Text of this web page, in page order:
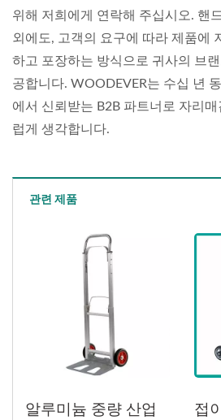
위해 저희에게 연락해 주십시오. 핸
외에도, 고객의 요구에 따라 제품에
하고 포장하는 방식으로 귀사의 브
공합니다. WOODEVER는 수십 년
에서 신뢰받는 B2B 파트너로 자리
럽게 생각합니다.
관련 제품
알루미늄 중량 산업
접